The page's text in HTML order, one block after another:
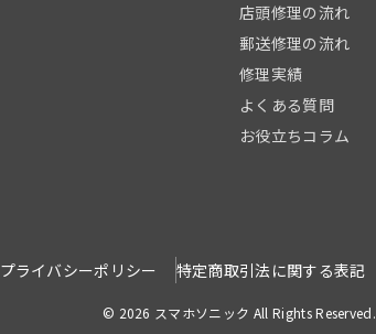
店頭修理の流れ
郵送修理の流れ
修理実績
よくある質問
お役立ちコラム
プライバシーポリシー 特定商取引法に関する表記
© 2026 スマホソニック All Rights Reserved.